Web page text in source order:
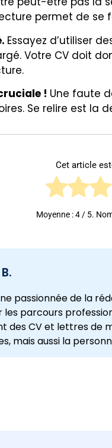
permet de se
Essayez d’utiliser
Votre CV doit
! Une faute
Se relire est la
Cet article
Moyenne :4 / 5.
passionnée de la
les parcours
des CV et lettres de
mais aussi la